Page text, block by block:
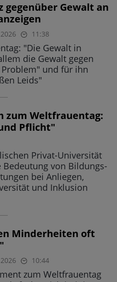
gegenüber Gewalt an
11:38
"Die Gewalt in
die Gewalt gegen
und für ihn
Leids"
zum Weltfrauentag:
Pflicht"
Privat-Universität
Bedeutung von Bildungs-
bei Anliegen,
und Inklusion
Minderheiten oft
10:44
zum Weltfrauentag